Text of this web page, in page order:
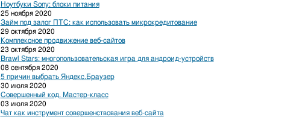
Ноутбуки Sony: блоки питания
25 ноября 2020
Займ под залог ПТС: как использовать микрокредитование
29 октября 2020
Комплексное продвижение веб-сайтов
23 октября 2020
Brawl Stars: многопользовательская игра для андроид-устройств
08 сентября 2020
5 причин выбрать Яндекс.Браузер
30 июля 2020
Совершенный код. Мастер-класс
03 июля 2020
Чат как инструмент совершенствования веб-сайта